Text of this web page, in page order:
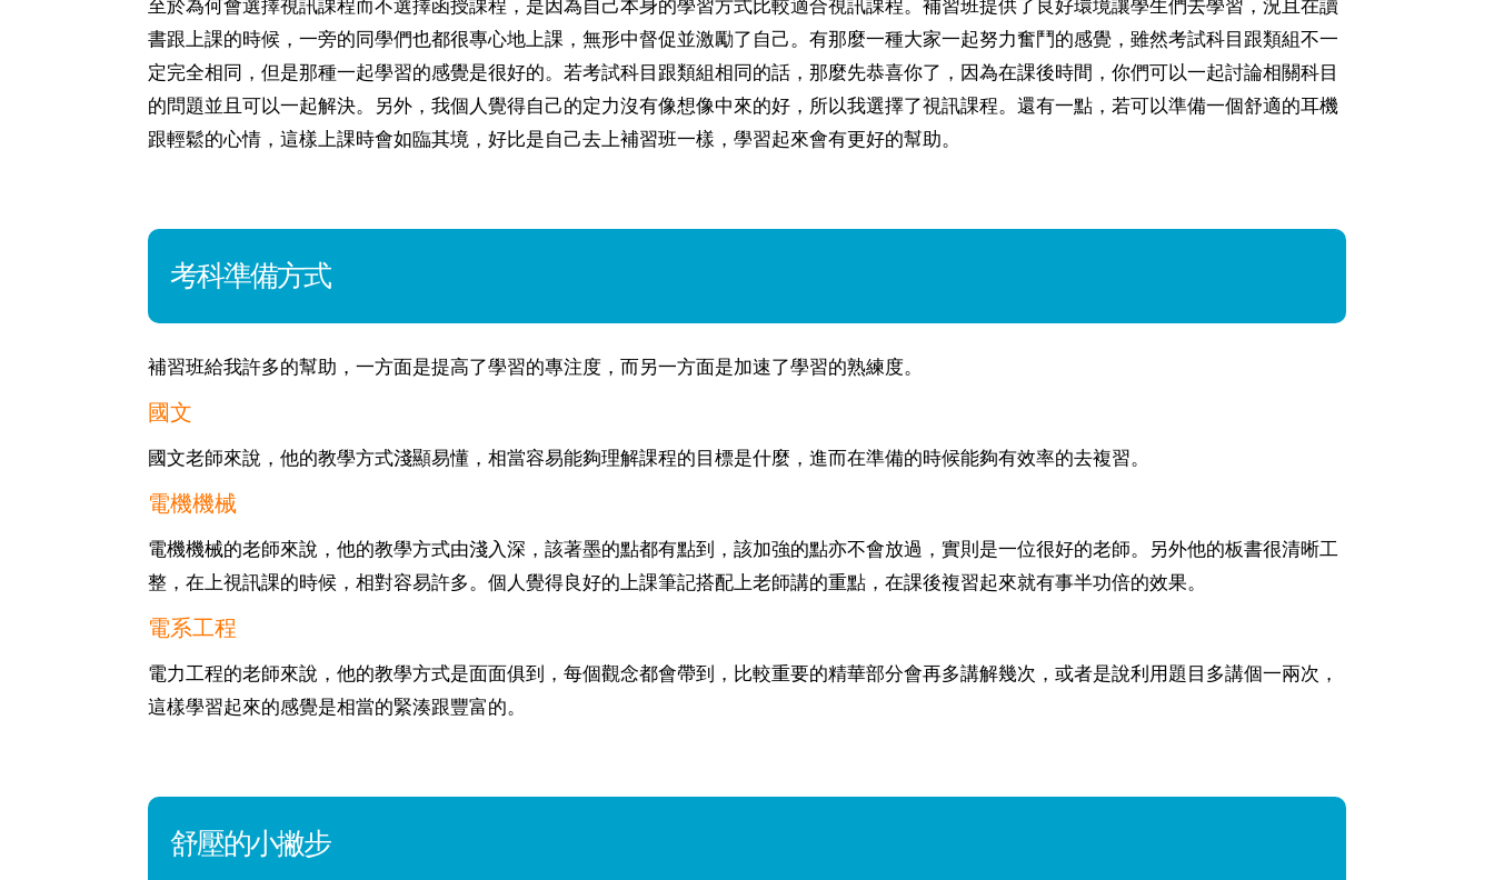
至於為何會選擇視訊課程而不選擇函授課程，是因為自己本身的學習方式比較適合視訊課程。補習班提供了良好環境讓學生們去學習，況且在讀
書跟上課的時候，一旁的同學們也都很專心地上課，無形中督促並激勵了自己。有那麼一種大家一起努力奮鬥的感覺，雖然考試科目跟類組不一
定完全相同，但是那種一起學習的感覺是很好的。若考試科目跟類組相同的話，那麼先恭喜你了，因為在課後時間，你們可以一起討論相關科目
的問題並且可以一起解決。另外，我個人覺得自己的定力沒有像想像中來的好，所以我選擇了視訊課程。還有一點，若可以準備一個舒適的耳機
跟輕鬆的心情，這樣上課時會如臨其境，好比是自己去上補習班一樣，學習起來會有更好的幫助。
考科準備方式
補習班給我許多的幫助，一方面是提高了學習的專注度，而另一方面是加速了學習的熟練度。
國文
國文老師來說，他的教學方式淺顯易懂，相當容易能夠理解課程的目標是什麼，進而在準備的時候能夠有效率的去複習。
電機機械
電機機械的老師來說，他的教學方式由淺入深，該著墨的點都有點到，該加強的點亦不會放過，實則是一位很好的老師。另外他的板書很清晰工
整，在上視訊課的時候，相對容易許多。個人覺得良好的上課筆記搭配上老師講的重點，在課後複習起來就有事半功倍的效果。
電系工程
電力工程的老師來說，他的教學方式是面面俱到，每個觀念都會帶到，比較重要的精華部分會再多講解幾次，或者是說利用題目多講個一兩次，
這樣學習起來的感覺是相當的緊湊跟豐富的。
舒壓的小撇步